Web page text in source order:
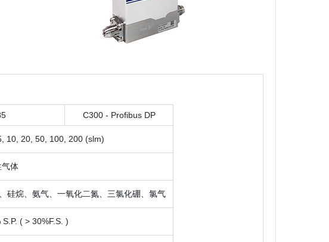
C300 - Profibus DP
10, 20, 50, 100, 200 (slm)
气体
硅烷、氨气、一氧化二氮、三氯化硼、氯气
( > 30%F.S. )